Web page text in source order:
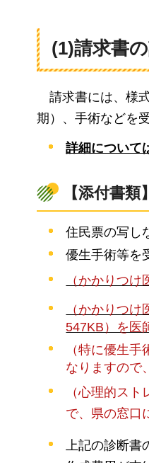
(1)請求書
請求書には、様
期）、手術などを
詳細について
【添付書類】
住民票の写し
優生手術等を
（かかりつ
（かかりつ
547KB）を医
（特に優生
なりますので
（心理的ス
で、県の窓口
上記の診断